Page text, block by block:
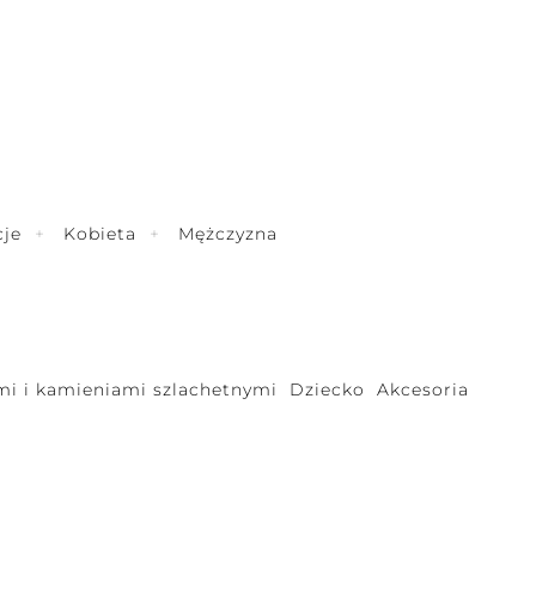
Kobieta Mężczyzna
i kamieniami szlachetnymi Dziecko Akcesoria